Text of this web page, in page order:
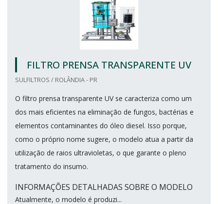
FILTRO PRENSA TRANSPARENTE UV
SULFILTROS / ROLÂNDIA - PR
O filtro prensa transparente UV se caracteriza como um
dos mais eficientes na eliminação de fungos, bactérias e
elementos contaminantes do óleo diesel. Isso porque,
como o próprio nome sugere, o modelo atua a partir da
utilização de raios ultravioletas, o que garante o pleno
tratamento do insumo.
INFORMAÇÕES DETALHADAS SOBRE O MODELO
Atualmente, o modelo é produzi...